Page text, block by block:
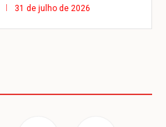
31 de julho de 2026